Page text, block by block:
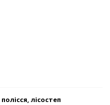
полісся, лісостеп